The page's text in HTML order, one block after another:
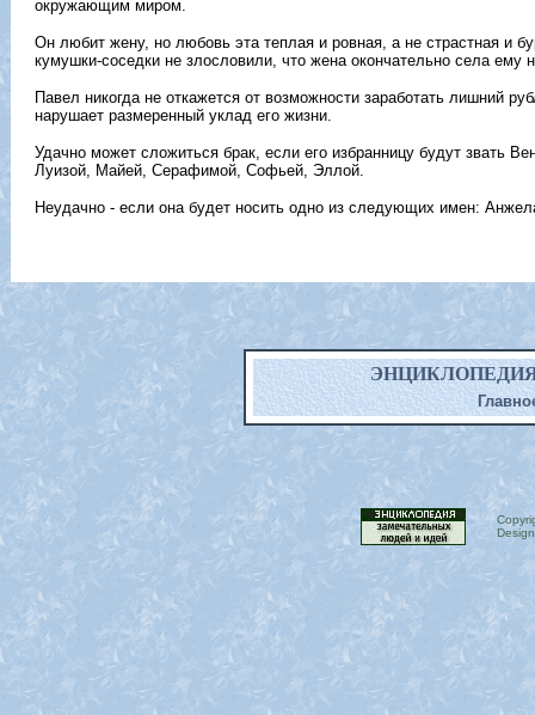
окружающим миром.
Он любит жену, но любовь эта теплая и ровная, а не страстная и
кумушки-соседки не злословили, что жена окончательно села
Павел никогда не откажется от возможности заработать лишний
нарушает размеренный уклад его жизни.
Удачно может сложиться брак, если его избранницу будут звать
Луизой, Майей, Серафимой, Софьей, Эллой.
Неудачно - если она будет носить одно из следующих имен:
ЭНЦИКЛОПЕДИЯ